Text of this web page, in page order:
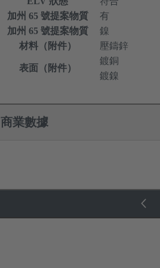
加州 65 號提案物質
有
加州 65 號提案物質
鎳
材料（附件）
壓鑄鋅
表面（附件）
鍍銅
鍍鎳
商業數據